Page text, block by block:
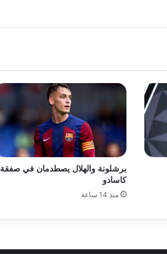
برشلونة والهلال يصطدمان في صفقة
كاسادو
منذ 14 ساعة